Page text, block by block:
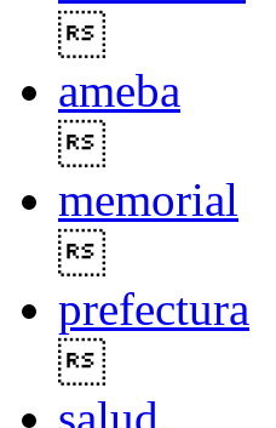
ameba
memorial
prefectura